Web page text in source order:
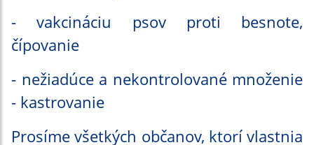
- vakcináciu psov proti besnote,
čípovanie
- nežiadúce a nekontrolované množenie
- kastrovanie
Prosíme všetkých občanov, ktorí vlastnia